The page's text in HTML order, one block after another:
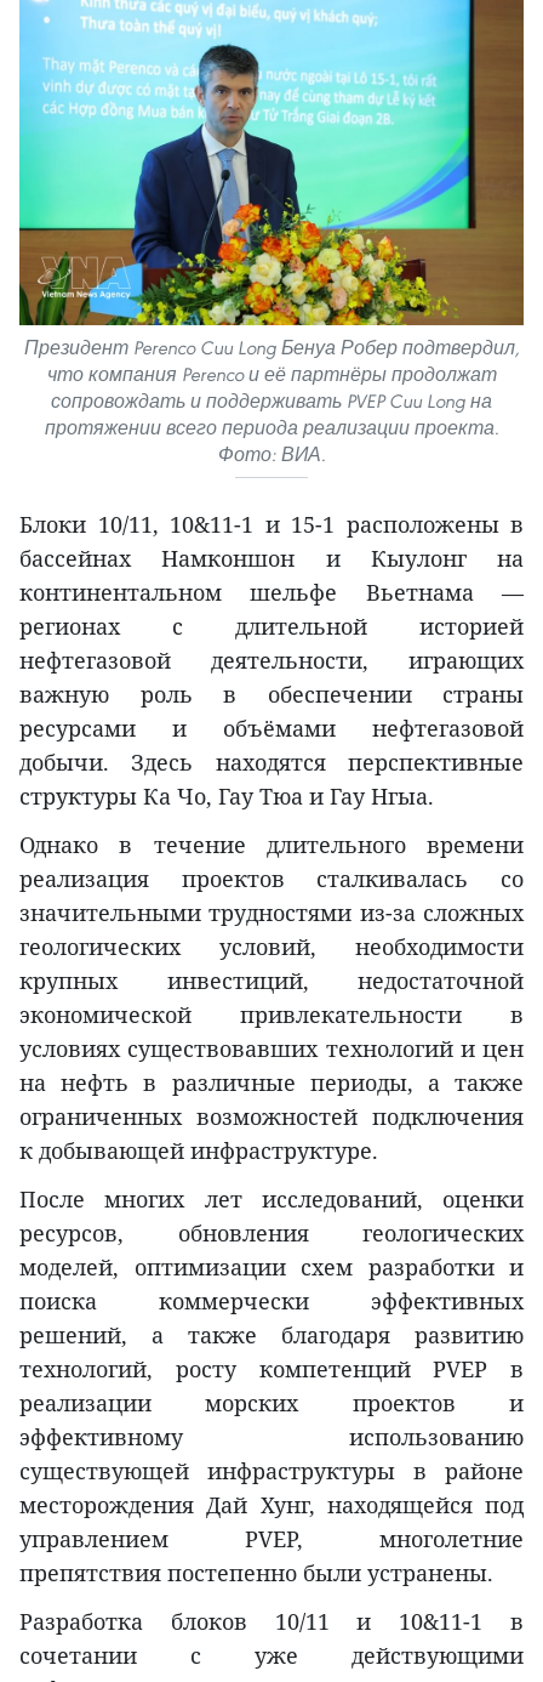
Президент Perenco Cuu Long Бенуа Робер подтвердил,
что компания Perenco и её партнёры продолжат
сопровождать и поддерживать PVEP Cuu Long на
протяжении всего периода реализации проекта.
Фото: ВИА.
Блоки 10/11, 10&11-1 и 15-1 расположены в
бассейнах Намконшон и Кыулонг на
континентальном шельфе Вьетнама —
регионах с длительной историей
нефтегазовой деятельности, играющих
важную роль в обеспечении страны
ресурсами и объёмами нефтегазовой
добычи. Здесь находятся перспективные
структуры Ка Чо, Гау Тюа и Гау Нгыа.
Однако в течение длительного времени
реализация проектов сталкивалась со
значительными трудностями из-за сложных
геологических условий, необходимости
крупных инвестиций, недостаточной
экономической привлекательности в
условиях существовавших технологий и цен
на нефть в различные периоды, а также
ограниченных возможностей подключения
к добывающей инфраструктуре.
После многих лет исследований, оценки
ресурсов, обновления геологических
моделей, оптимизации схем разработки и
поиска коммерчески эффективных
решений, а также благодаря развитию
технологий, росту компетенций PVEP в
реализации морских проектов и
эффективному использованию
существующей инфраструктуры в районе
месторождения Дай Хунг, находящейся под
управлением PVEP, многолетние
препятствия постепенно были устранены.
Разработка блоков 10/11 и 10&11-1 в
сочетании с уже действующими